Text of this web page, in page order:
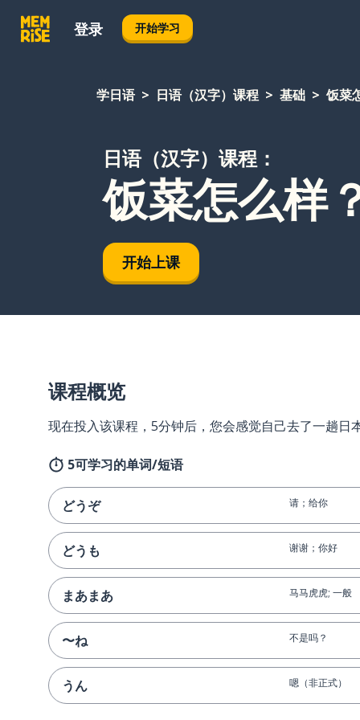
登录 开始学习
学日语 日语（汉字）课程 基础 饭菜
日语（汉字）课程：
饭菜怎么样
开始上课
课程概览
现在投入该课程，5分钟后，您会感觉自己去了一趟日
5可学习的单词/短语
どうぞ 请；给你
どうも 谢谢；你好
まあまあ 马马虎虎; 一般
〜ね 不是吗？
うん 嗯（非正式）